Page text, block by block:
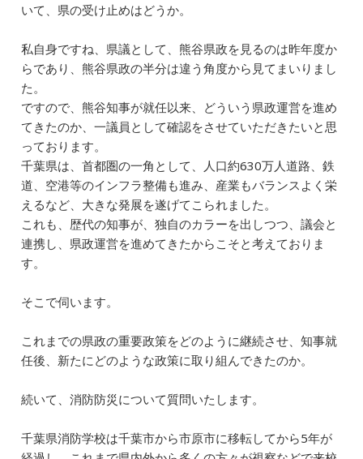
いて、県の受け止めはどうか。
私自身ですね、県議として、熊谷県政を見るのは昨年度か
らであり、熊谷県政の半分は違う角度から見てまいりまし
た。
ですので、熊谷知事が就任以来、どういう県政運営を進め
てきたのか、一議員として確認をさせていただきたいと思
っております。
千葉県は、首都圏の一角として、人口約630万人道路、鉄
道、空港等のインフラ整備も進み、産業もバランスよく栄
えるなど、大きな発展を遂げてこられました。
これも、歴代の知事が、独自のカラーを出しつつ、議会と
連携し、県政運営を進めてきたからこそと考えておりま
す。
そこで伺います。
これまでの県政の重要政策をどのように継続させ、知事就
任後、新たにどのような政策に取り組んできたのか。
続いて、消防防災について質問いたします。
千葉県消防学校は千葉市から市原市に移転してから5年が